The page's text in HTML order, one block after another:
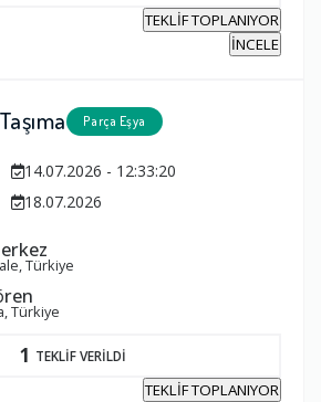
TEKLİF TOPLANIYOR
İNCELE
Parça Eşya
14.07.2026 - 12:33:20
18.07.2026
Türkiye
Türkiye
1 TEKLİF VERİLDİ
TEKLİF TOPLANIYOR